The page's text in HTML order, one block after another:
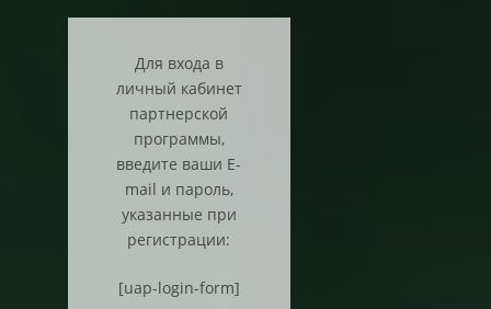
Для входа в
личный кабинет
партнерской
программы,
введите ваши E-
mail и пароль,
указанные при
регистрации:
[uap-login-form]